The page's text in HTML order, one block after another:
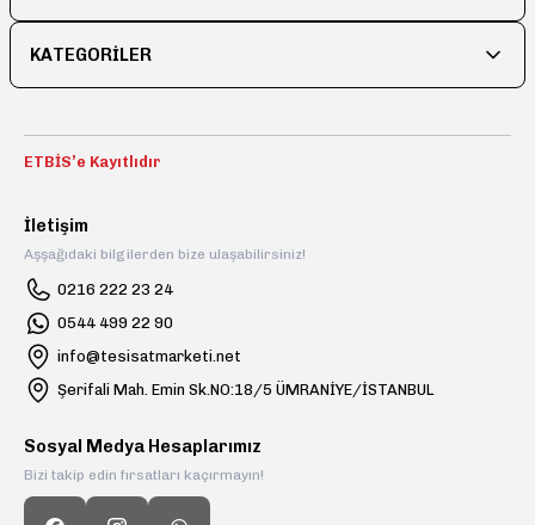
KATEGORİLER
ETBİS’e Kayıtlıdır
İletişim
Aşşağıdaki bilgilerden bize ulaşabilirsiniz!
0216 222 23 24
0544 499 22 90
info@tesisatmarketi.net
Şerifali Mah. Emin Sk.NO:18/5 ÜMRANİYE/İSTANBUL
Sosyal Medya Hesaplarımız
Bizi takip edin fırsatları kaçırmayın!